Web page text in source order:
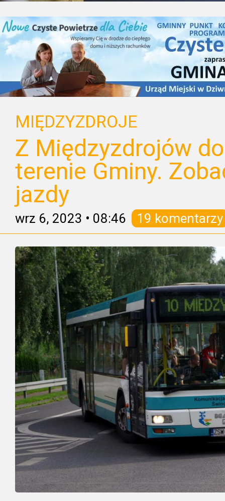
MIĘDZYZDROJE
Z Międzyzdrojów
terenie Gminy.
jazdy
wrz 6, 2023 • 08:46 19 komentarzy